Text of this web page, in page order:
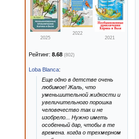
2025
2022
2021
Рейтинг: 8.68 (802)
Loba Blanca:
Еще одно в детстве очень
любимое! Жаль, что
уменьшительной жидкости и
увеличительного порошка
человечество так и не
изобрело... Нужно иметь
особенный дар, чтобы в те
времена. когда о трехмерном